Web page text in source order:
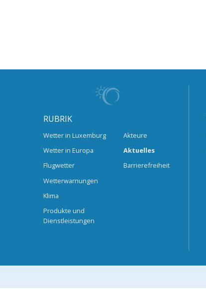
RUBRIK
Wetter in Luxemburg
Wetter in Europa
Flugwetter
Wetterwarnungen
Klima
Produkte und
Dienstleistungen
Akteure
Aktuelles
Barrierefreiheit